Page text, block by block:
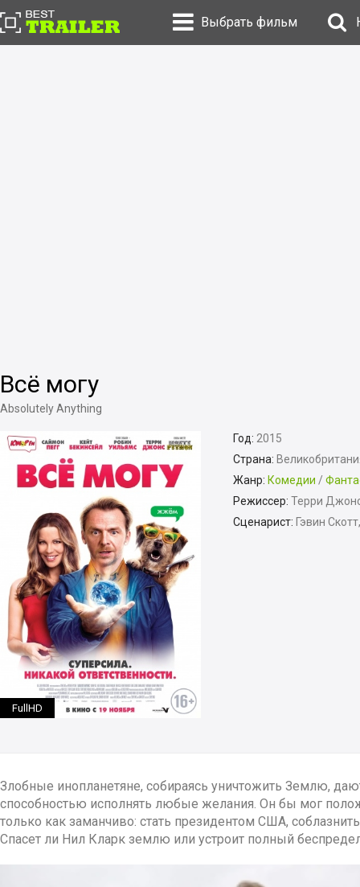
Выбрать фильм
Всё могу
Absolutely Anything
FullHD
Год: 2015
Страна:
Жанр: Комедии /
Режиссер: Терри
Сценарист: Гэвин
Злобные инопланетяне, собираясь уничтожить Землю,
способностью исполнять любые желания. Он бы мог
только как заманчиво: стать президентом США,
Спасет ли Нил Кларк землю или устроит полный